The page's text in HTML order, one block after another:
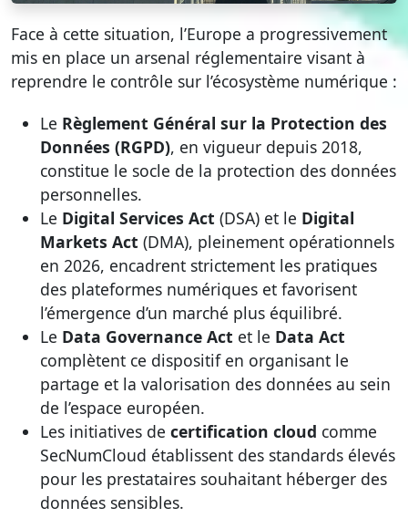
Face à cette situation, l’Europe a progressivement
mis en place un arsenal réglementaire visant à
reprendre le contrôle sur l’écosystème numérique :
Le Règlement Général sur la Protection des
Données (RGPD), en vigueur depuis 2018,
constitue le socle de la protection des données
personnelles.
Le Digital Services Act (DSA) et le Digital
Markets Act (DMA), pleinement opérationnels
en 2026, encadrent strictement les pratiques
des plateformes numériques et favorisent
l’émergence d’un marché plus équilibré.
Le Data Governance Act et le Data Act
complètent ce dispositif en organisant le
partage et la valorisation des données au sein
de l’espace européen.
Les initiatives de certification cloud comme
SecNumCloud établissent des standards élevés
pour les prestataires souhaitant héberger des
données sensibles.